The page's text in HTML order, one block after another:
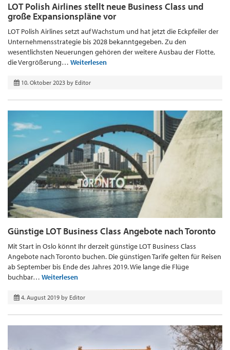
LOT Polish Airlines stellt neue Business Class und
große Expansionspläne vor
LOT Polish Airlines setzt auf Wachstum und hat jetzt die Eckpfeiler der
Unternehmensstrategie bis 2028 bekanntgegeben. Zu den
wesentlichsten Neuerungen gehören der weitere Ausbau der Flotte,
die Vergrößerung… Weiterlesen
10. Oktober 2023 by Editor
Günstige LOT Business Class Angebote nach Toronto
Mit Start in Oslo könnt Ihr derzeit günstige LOT Business Class
Angebote nach Toronto buchen. Die günstigen Tarife gelten für Reisen
ab September bis Ende des Jahres 2019. Wie lange die Flüge
buchbar… Weiterlesen
4. August 2019 by Editor